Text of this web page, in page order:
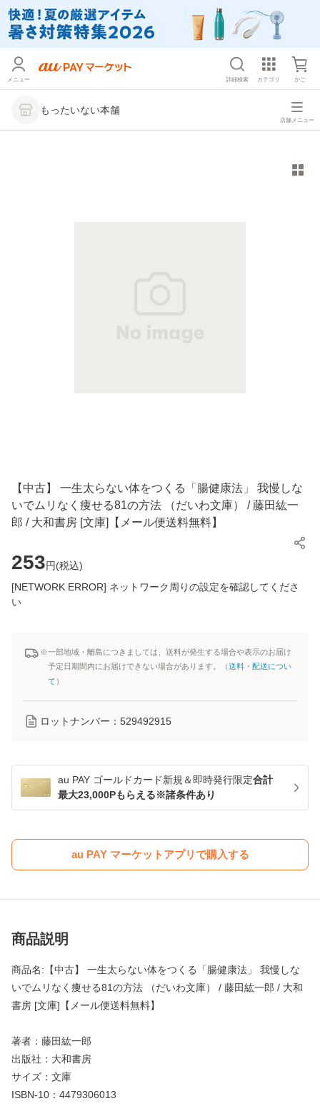
メニュー 詳細検索 カテゴリ かご
もったいない本舗
店舗メニュー
【中古】 一生太らない体をつくる「腸健康法」 我慢しな
いでムリなく痩せる81の方法 （だいわ文庫） / 藤田紘一
郎 / 大和書房 [文庫]【メール便送料無料】
253円(税込)
[NETWORK ERROR] ネットワーク周りの設定を確認してくださ
い
※一部地域・離島につきましては、送料が発生する場合や表示のお届け
予定日期間内にお届けできない場合があります。（送料・配送につい
て ）
ロットナンバー： 529492915
au PAY ゴールドカード新規＆即時発行限定合計
最大23,000Pもらえる※諸条件あり
au PAY マーケットアプリで購入する
商品説明
商品名:【中古】 一生太らない体をつくる「腸健康法」 我慢しな
いでムリなく痩せる81の方法 （だいわ文庫） / 藤田紘一郎 / 大和
書房 [文庫]【メール便送料無料】
著者：藤田紘一郎
出版社：大和書房
サイズ：文庫
ISBN-10：4479306013